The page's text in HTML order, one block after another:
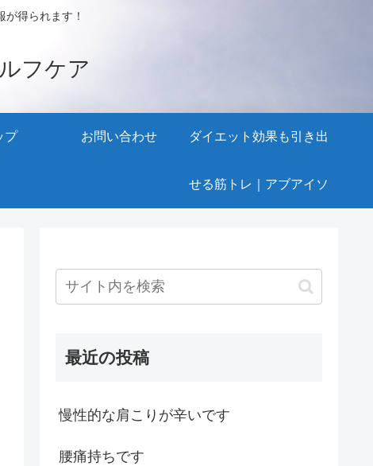
得られます！
フケア
プ お問い合わせ ダイエット効果も引き出
せる筋トレ｜アブアイソ
最近の投稿
慢性的な肩こりが辛いです
腰痛持ちです